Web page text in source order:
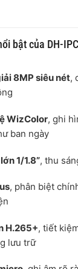
bật của DH-
8MP siêu nét,
WizColor, ghi
ban ngày
1/1.8”, thu
, phân biệt
H.265+, tiết
lưu trữ